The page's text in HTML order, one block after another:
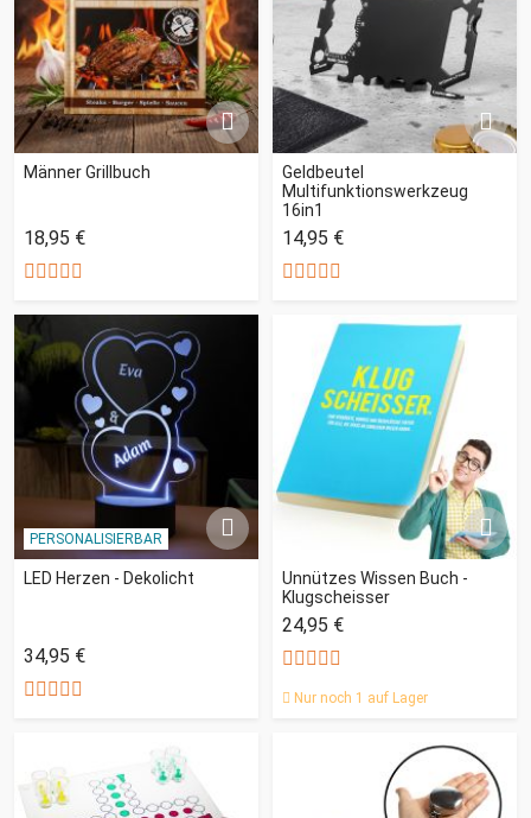
Männer Grillbuch
18,95 €
Geldbeutel
Multifunktionswerkzeug
16in1
14,95 €
PERSONALISIERBAR
LED Herzen - Dekolicht
34,95 €
Unnützes Wissen Buch -
Klugscheisser
24,95 €
Nur noch 1 auf Lager